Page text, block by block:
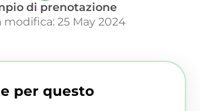
di prenotazione
25 May 2024
per questo